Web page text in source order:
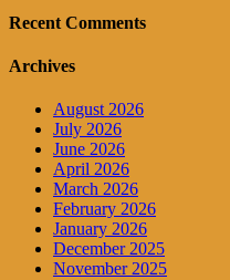
Recent Comments
Archives
August 2026
July 2026
June 2026
April 2026
March 2026
February 2026
January 2026
December 2025
November 2025